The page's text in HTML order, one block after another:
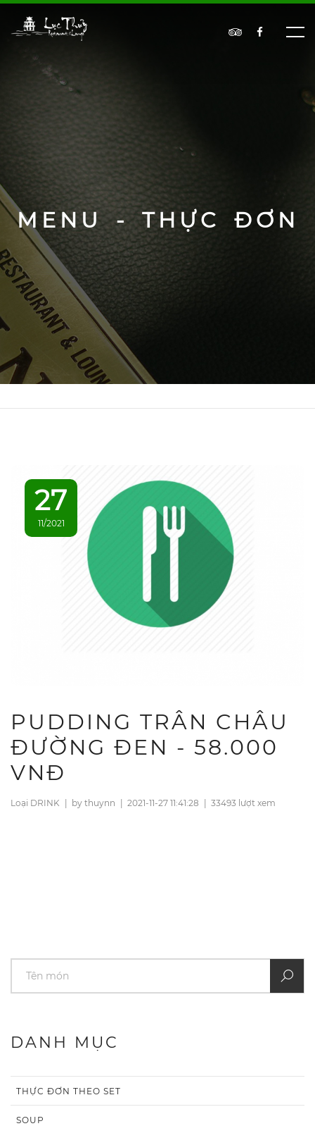
MENU - THỰC ĐƠN
27
11/2021
PUDDING TRÂN CHÂU
ĐƯỜNG ĐEN - 58.000
VNĐ
Loại DRINK | by thuynn | 2021-11-27 11:41:28 | 33493 lượt xem
DANH MỤC
THỰC ĐƠN THEO SET
SOUP